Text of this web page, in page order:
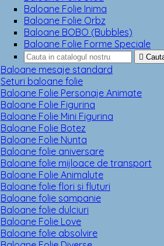
Baloane Folie Inima
Baloane Folie Orbz
Baloane BOBO (Bubbles)
Baloane Folie Forme Speciale

Baloane mesaje standard
Seturi baloane folie
Baloane Folie Personaje Animate
Baloane Folie Figurina
Baloane Folie Mini Figurina
Baloane Folie Botez
Baloane Folie Nunta
Baloane folie aniversare
Baloane folie mijloace de transport
Baloane Folie Animalute
Baloane folie flori si fluturi
Baloane folie sampanie
Baloane folie dulciuri
Baloane Folie Love
Baloane folie absolvire